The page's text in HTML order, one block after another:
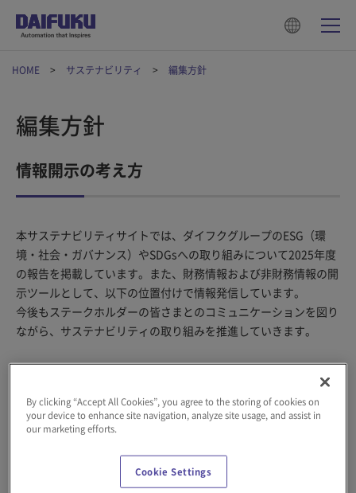
HOME サステナビリティ 編集方針
編集方針
情報開示の考え方
本サステナビリティサイトでは、ダイフクグループのESG（環
境・社会・ガバナンス）やSDGsへの取り組みについて2025年度
の報告を掲載しています。また、財務情報および非財務情報の開
示ツールとして、以下の位置付けで情報発信しています。
今後もステークホルダーの皆さまとのコミュニケーションを図り
ながら、サステナビリティの取り組みを推進していきます。
By clicking “Accept All Cookies”, you agree to the storing of cookies on
your device to enhance site navigation, analyze site usage, and assist in
our marketing efforts.
Cookie Settings